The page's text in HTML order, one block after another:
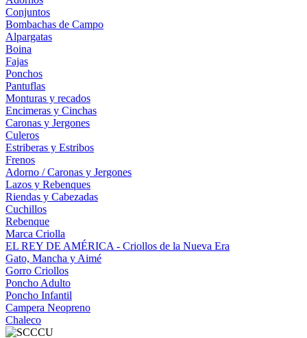
Conjuntos
Bombachas de Campo
Alpargatas
Boina
Fajas
Ponchos
Pantuflas
Monturas y recados
Encimeras y Cinchas
Caronas y Jergones
Culeros
Estriberas y Estribos
Frenos
Adorno / Caronas y Jergones
Lazos y Rebenques
Riendas y Cabezadas
Cuchillos
Rebenque
Marca Criolla
EL REY DE AMÉRICA - Criollos de la Nueva Era
Gato, Mancha y Aimé
Gorro Criollos
Poncho Adulto
Poncho Infantil
Campera Neopreno
Chaleco